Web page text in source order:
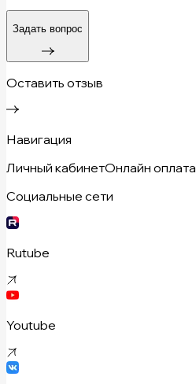
Задать вопрос
Оставить отзыв
Навигация
Личный кабинетОнлайн оплата
Социальные сети
Rutube
Youtube